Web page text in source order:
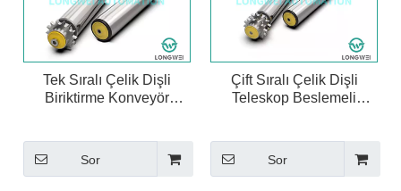
Tek Sıralı Çelik Dişli
Biriktirme Konveyör
Sor
Çift Sıralı Çelik Dişli
Teleskop Beslemeli
Sor